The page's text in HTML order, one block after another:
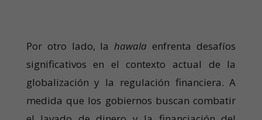
Por otro lado, lahawala enfrenta desafíos
significativos en el contexto actual de la
globalización y la regulación financiera. A
medida que los gobiernos buscan combatir